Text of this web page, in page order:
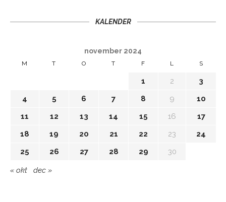
KALENDER
november 2024
M T O T F L S
1 2
3
4
5 6 7 8 9
10
11
12 13 14 15 16
17
18
19 20 21 22 23
24
25
26 27 28 29 30
« okt dec »